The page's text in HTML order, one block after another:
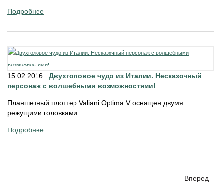
Подробнее
15.02.2016 Двухголовое чудо из Италии. Несказочный
персонаж с волшебными возможностями!
Планшетный плоттер Valiani Optima V оснащен двумя
режущими головками...
Подробнее
Вперед